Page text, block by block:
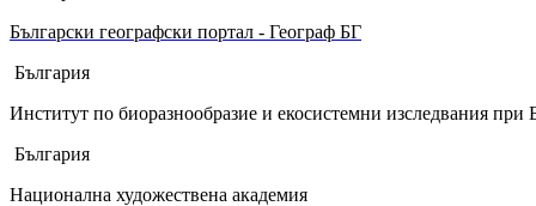
Български географски портал - Географ БГ
България
Институт по биоразнообразие и екосистемни изследвания
България
Национална художествена академия